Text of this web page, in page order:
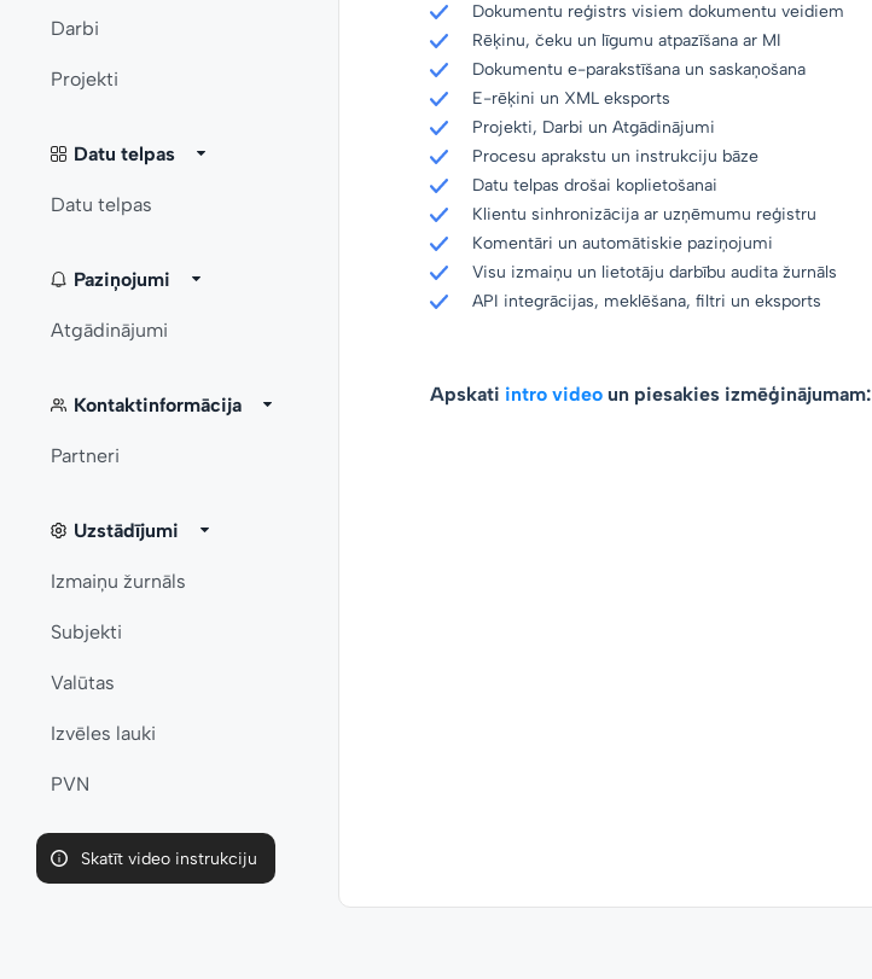
Darbi
Projekti
Datu telpas
Datu telpas
Paziņojumi
Atgādinājumi
Kontaktinformācija
Partneri
Uzstādījumi
Izmaiņu žurnāls
Subjekti
Valūtas
Izvēles lauki
PVN
Skatīt video instrukciju
Dokumentu reģistrs visiem dokumentu veidiem
Rēķinu, čeku un līgumu atpazīšana ar MI
Dokumentu e-parakstīšana un saskaņošana
E-rēķini un XML eksports
Projekti, Darbi un Atgādinājumi
Procesu aprakstu un instrukciju bāze
Datu telpas drošai koplietošanai
Klientu sinhronizācija ar uzņēmumu reģistru
Komentāri un automātiskie paziņojumi
Visu izmaiņu un lietotāju darbību audita žurnāls
API integrācijas, meklēšana, filtri un eksports
Apskati intro video un piesakies izmēģinājumam: